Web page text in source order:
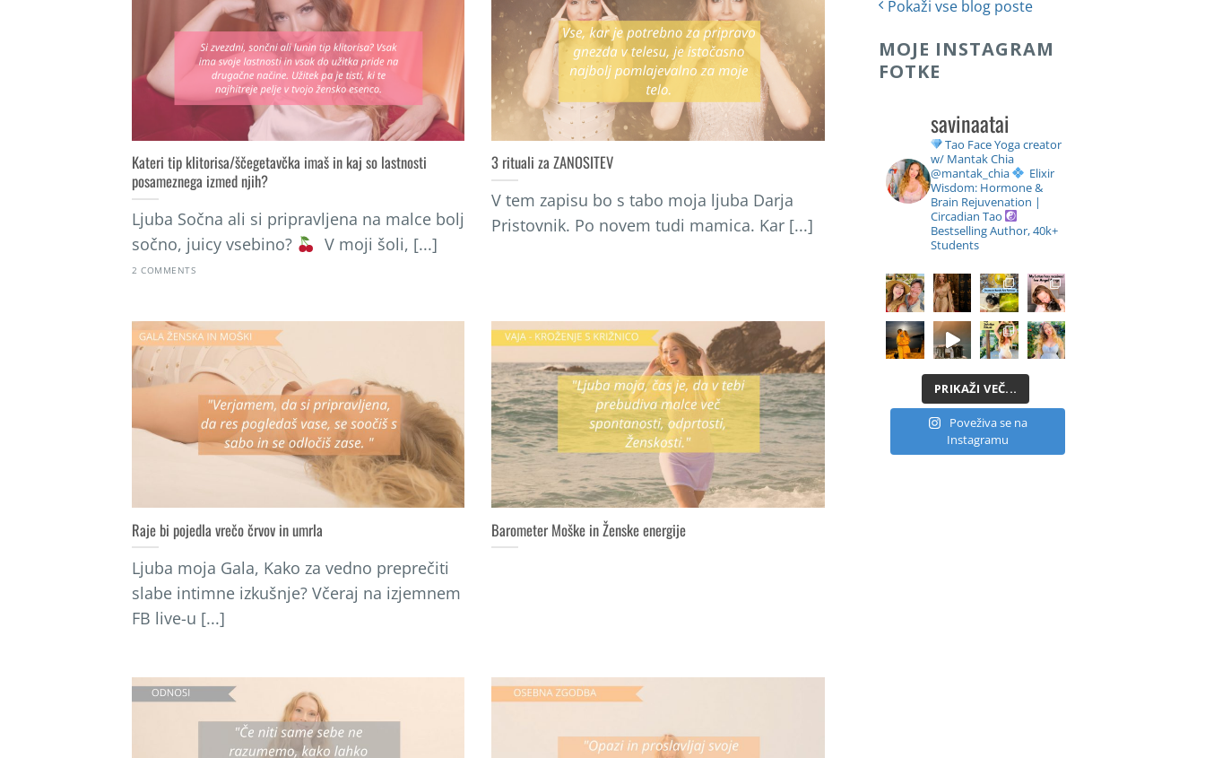
Kateri tip klitorisa/ščegetavčka imaš in kaj so lastnosti
posameznega izmed njih?
Ljuba Sočna ali si pripravljena na malce bolj
sočno, juicy vsebino?
V moji šoli, [...]
2 COMMENTS
3 rituali za ZANOSITEV
V tem zapisu bo s tabo moja ljuba Darja
Pristovnik. Po novem tudi mamica. Kar [...]
Raje bi pojedla vrečo črvov in umrla
Ljuba moja Gala, Kako za vedno preprečiti
slabe intimne izkušnje? Včeraj na izjemnem
FB live-u [...]
Barometer Moške in Ženske energije
Pokaži vse blog poste
MOJE INSTAGRAM
FOTKE
savinaatai
Tao Face Yoga creator
w/ Mantak Chia
@mantak_chia
Elixir
Wisdom: Hormone &
Brain Rejuvenation |
Circadian Tao
Bestselling Author, 40k+
Students
PRIKAŽI VEČ...
Poveživa se na
Instagramu